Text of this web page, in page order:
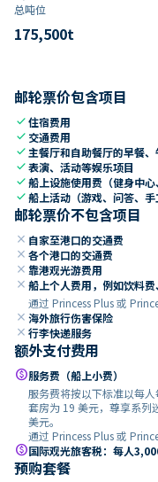
总吨位
175,500t
邮轮票价包含项目
check住宿费用
check 交通费用
check 主餐厅和自助餐厅的早餐
check表演、活动等娱乐项目
check船上设施使用费（健身中
check船上活动（游戏、问答、手
邮轮票价不包含项目
close 自家至港口的交通费
close 各个港口的交通费
close 靠港观光游费用
close 船上个人费用，例如饮料
通过 Princess Plus 或
close 海外旅行伤害保险
close 行李快递服务
额外支付费用
paid服务费（船上小费）
服务费将按以下标准以每人
套房为 19 美元，尊享系列
美元。
通过 Princess Plus 或
paid国际观光旅客税：每人
预购套餐